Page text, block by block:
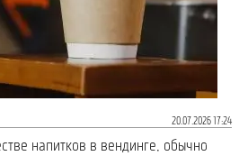
20.07.2026 17:24
напитков в вендинге, обычно